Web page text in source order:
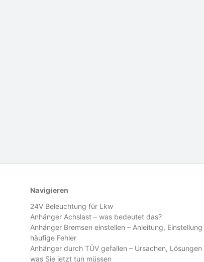
Navigieren
24V Beleuchtung für Lkw
Anhänger Achslast – was bedeutet das?
Anhänger Bremsen einstellen – Anleitung, Einstellung
häufige Fehler
Anhänger durch TÜV gefallen – Ursachen, Lösungen
was Sie jetzt tun müssen